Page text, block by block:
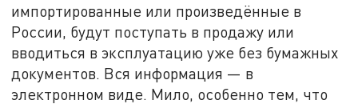
импортированные или произведённые в
России, будут поступать в продажу или
вводиться в эксплуатацию уже без бумажных
документов. Вся информация — в
электронном виде. Мило, особенно тем, что